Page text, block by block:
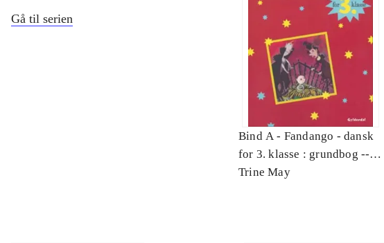
Gå til serien
Bind A - Fandango - dansk
for 3. klasse : grundbog --
Arbejdsbog. Bind A
Trine May